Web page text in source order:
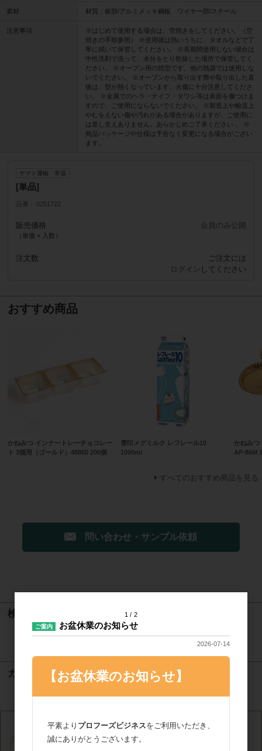
素材 材質：板部/アルミメッキ鋼板 ワイヤー部/スチール
注意事項
※はじめて使用する場合は、空焼きをしてください。（空
焼きの手順参照） ※使用後は熱いうちに、タオルなどで丁
寧に拭いて保管してください。 ※長期間使用しない場合は
中性洗剤で洗って、水分をとり乾燥した場所で保管してく
ださい。 ※オーブン用の焼型です。他の熱源では使用しな
いでください。 ※オーブンから取り出す際や取り出した直
後は、型が熱くなっています。火傷に十分注意してくださ
い。 ※金属でのヘラ・ナイフ・タワシ等は表面を傷つけま
すので、ご使用にならないでください。 ※製造上や輸送上
やむをえない傷や汚れがある場合がありますが、ご使用に
は差し支えありません。あらかじめご了承ください 。 ※
商品パッケージや仕様は予告なく変更になる場合がござい
ます。
ヤマト運輸 常温
[単品]
品番 0251722
販売価格
（単価 × 入数）
会員のみ公開
注文数
ご注文には
ログイン してください
おすすめ商品
かねみつ インナートレーチョコレー
ト 3個用（ゴールド）48860 200個
雪印メグミルク レフレール10
1000ml
かねみつ
AP-86M
すべてのおすすめ商品を見る
問い合わせ・サンプル依頼
検索
検索
カート
カートは空です
1 2
ご案内 お盆休業のお知らせ
2026-07-14
【お盆休業のお知らせ】
平素より プロフーズビジネスをご利用いただき、
誠にありがとうございます。